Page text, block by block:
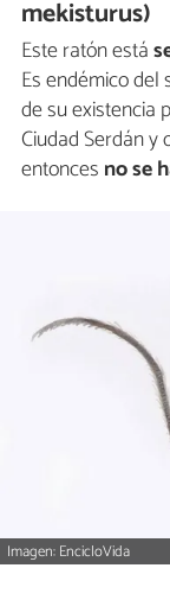
mekisturus)
Este ratón está
Es endémico
de su existencia
Ciudad Serdán
entonces no se
Imagen: EncicloVida